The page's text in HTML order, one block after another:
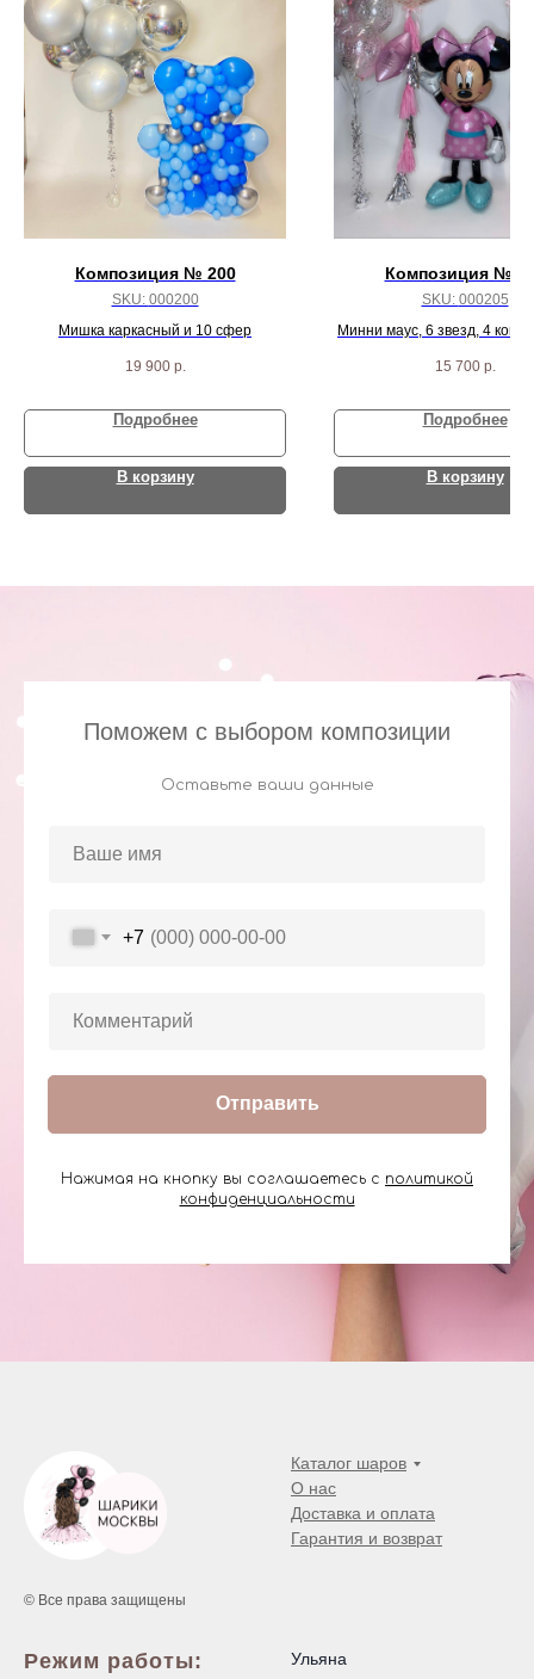
Композиция № 200
SKU: 000200
Мишка каркасный и 10 сфер
19 900 р.
Подробнее
В корзину
Композиция №
SKU: 000205
Минни маус, 6 звезд, 4
15 700 р.
Подробнее
В корзину
Поможем с выбором композиции
Оставьте ваши данные
+7
Отправить
Нажимая на кнопку вы соглашаетесь с политикой
конфиденциальности
© Все права защищены
Каталог шаров
О нас
Доставка и оплата
Гарантия и возврат
Режим работы: Ульяна